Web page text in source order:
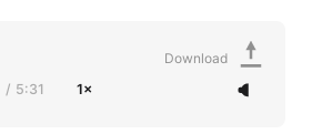
/ 5:31 1×
Download